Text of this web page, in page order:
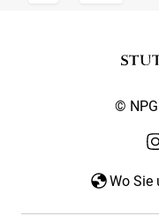
©
Wo Sie